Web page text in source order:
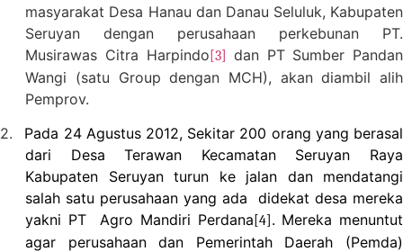
masyarakat Desa Hanau dan Danau Seluluk, Kabupaten
Seruyan dengan perusahaan perkebunan PT.
Musirawas Citra Harpindo[3]
dan PT Sumber Pandan
Wangi (satu Group dengan MCH), akan diambil alih
Pemprov.
2.
Pada 24 Agustus 2012, Sekitar 200 orang yang berasal
dari Desa Terawan Kecamatan Seruyan Raya
Kabupaten Seruyan turun ke jalan dan mendatangi
salah satu perusahaan yang ada didekat desa mereka
yakni PT Agro Mandiri Perdana[4] . Mereka menuntut
agar perusahaan dan Pemerintah Daerah (Pemda)